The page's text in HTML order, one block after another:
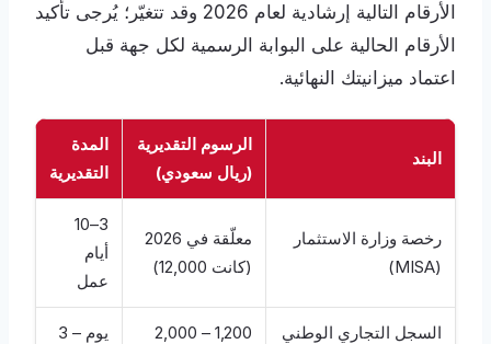
الأرقام التالية إرشادية لعام 2026 وقد تتغيّر؛ يُرجى تأكيد
الأرقام الحالية على البوابة الرسمية لكل جهة قبل
اعتماد ميزانيتك النهائية.
البند
الرسوم التقديرية
(ريال سعودي)
المدة
التقديرية
رخصة وزارة الاستثمار
(MISA)
معلّقة في 2026
(كانت 12,000)
3–10
أيام
عمل
السجل التجاري الوطني
1,200 – 2,000
يوم – 3